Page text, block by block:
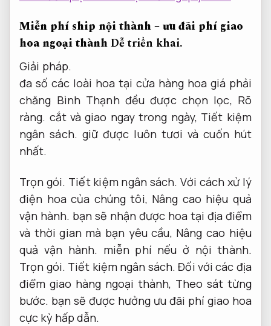
Miễn phí ship nội thành – ưu đãi phí giao
hoa ngoại thànhDễ triển khai.
Giải pháp.
đa số các loài hoa tại cửa hàng hoa giá phải
chăng Bình Thạnh đều được chọn lọc, Rõ
ràng. cắt và giao ngay trong ngày, Tiết kiệm
ngân sách. giữ được luôn tươi và cuốn hút
nhất.
Trọn gói. Tiết kiệm ngân sách. Với cách xử lý
điện hoa của chúng tôi, Nâng cao hiệu quả
vận hành. bạn sẽ nhận được hoa tại địa điểm
và thời gian mà bạn yêu cầu, Nâng cao hiệu
quả vận hành. miễn phí nếu ở nội thành.
Trọn gói. Tiết kiệm ngân sách. Đối với các địa
điểm giao hàng ngoại thành, Theo sát từng
bước. bạn sẽ được hưởng ưu đãi phí giao hoa
cực kỳ hấp dẫn.